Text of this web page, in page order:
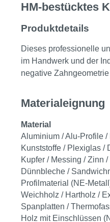
HM-bestücktes
Produktdetails
Dieses professionelle
im Handwerk und der
negative
Materialeignung
Material
Aluminium / Alu-Profile /
Kunststoffe / Plexiglas /
Kupfer / Messing / Zinn
Dünnbleche /
Profilmaterial (NE-
Weichholz / Hartholz /
Spanplatten /
Holz mit Einschlüssen